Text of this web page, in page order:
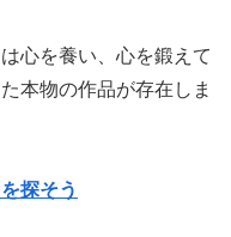
心を養い、心を鍛えて
本物の作品が存在しま
探そう